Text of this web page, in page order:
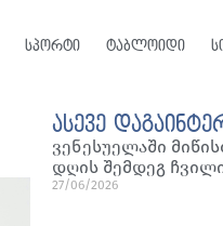
სპორტი ტაბლოიდი
ასევე
ვენესუელაში
დღის შემდეგ
27/06/2026